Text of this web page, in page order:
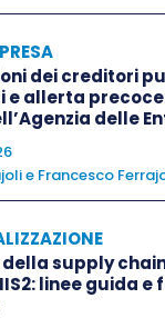
dei creditori
allerta
delle
e Francesco
supply
linee guida e